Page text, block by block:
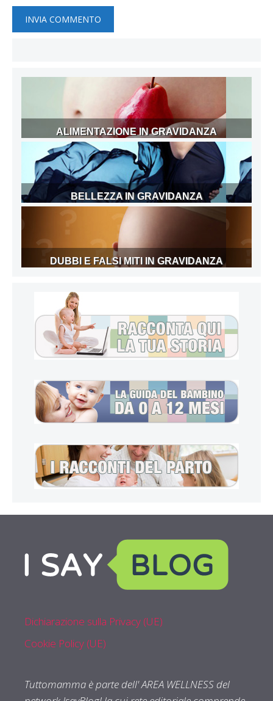
ALIMENTAZIONE IN GRAVIDANZA
BELLEZZA IN GRAVIDANZA
DUBBI E FALSI MITI IN GRAVIDANZA
Dichiarazione sulla Privacy (UE)
Cookie Policy (UE)
Tuttomamma è parte dell' AREA WELLNESS del